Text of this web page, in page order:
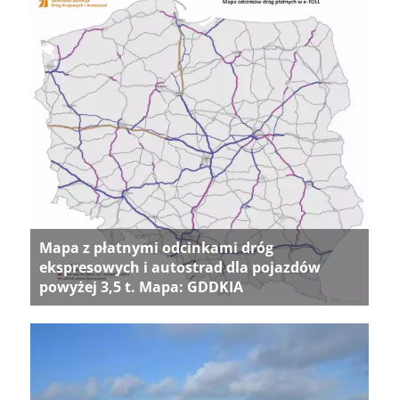
Mapa z płatnymi odcinkami dróg
ekspresowych i autostrad dla pojazdów
powyżej 3,5 t. Mapa: GDDKIA